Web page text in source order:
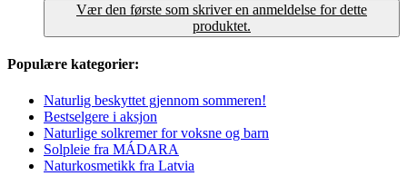
Vær den første som skriver en anmeldelse for dette
produktet.
Populære kategorier:
Naturlig beskyttet gjennom sommeren!
Bestselgere i aksjon
Naturlige solkremer for voksne og barn
Solpleie fra MÁDARA
Naturkosmetikk fra Latvia